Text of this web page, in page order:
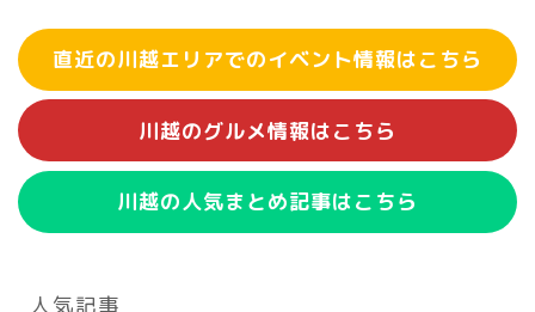
直近の川越エリアでのイベント情報はこちら
川越のグルメ情報はこちら
川越の人気まとめ記事はこちら
人気記事